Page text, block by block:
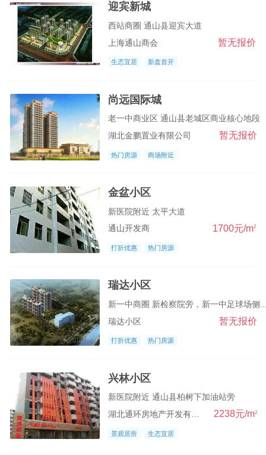
迎宾新城
西站商圈 通山县迎宾大道
上海通山商会
暂无报价
生态宜居 新盘首开
尚远国际城
老一中商业区 通山县老城区商业核心地段
湖北金鹏置业有限公司
暂无报价
热门房源 商场附近
金盆小区
新医院附近 太平大道
通山开发商
1700元/m2
打折优惠 热门房源
瑞达小区
新一中商圈 新检察院旁，新一中足球场侧
瑞达小区
暂无报价
打折优惠 热门房源
兴林小区
新医院附近 通山县柏树下加油站旁
湖北通环房地产开发有限公司
2238元/m2
景观居所 生态宜居